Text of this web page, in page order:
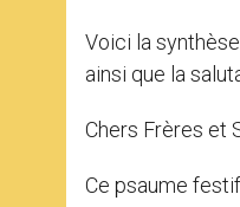
Voici la
ainsi que la
Chers Frères et
Ce psaume